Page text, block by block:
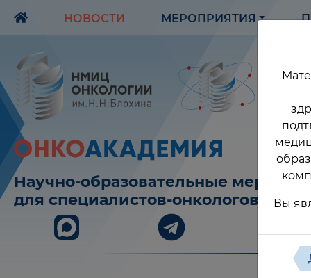
Вы
НОВОСТИ МЕРОПРИЯТИЯ
Научно-образовательные
для специалистов-онкологов